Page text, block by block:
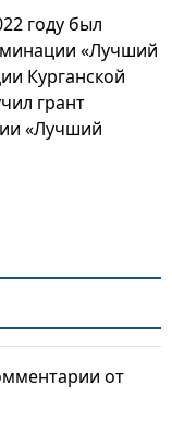
году был
«Лучший
Курганской
грант
«Лучший
от